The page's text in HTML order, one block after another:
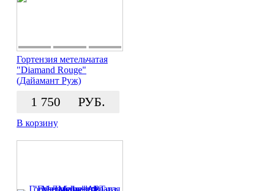
Гортензия метельчатая
"Diamand Rouge"
(Дайамант Руж)
1 750 РУБ.
В корзину